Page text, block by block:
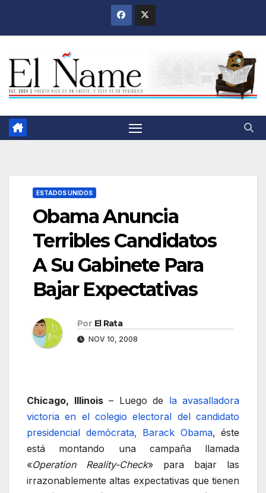
ESTADOS UNIDOS
Obama Anuncia
Terribles Candidatos
A Su Gabinete Para
Bajar Expectativas
Por El Rata
NOV 10, 2008
Chicago, Illinois– Luego de la avasalladora
victoria en el colegio electoral del candidato
presidencial demócrata, Barack Obama, éste
está montando una campaña llamada
«Operation Reality-Check» para bajar las
irrazonablemente altas expectativas que tienen